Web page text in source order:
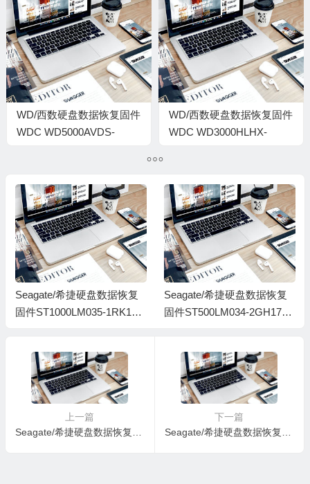
WX31D6884P04-
00020022-2140
WCAYU4430343-
0000001G
WD/西数硬盘数据恢复固件
WDC WD5000AVDS-
0078000J-1980
WD/西数硬盘数据恢复固件
WDC WD3000HLHX-
000200CC-H3-825
Seagate/希捷硬盘数据恢复
固件ST1000LM035-1RK172-
Seagate/希捷硬盘数据恢复
固件ST500LM034-2GH17A-
上一篇
Seagate/希捷硬盘数据恢复固件ST500DM002-9YN14C-CC4C-S1D2SCX9
下一篇
Seagate/希捷硬盘数据恢复固件ST500LM000-1EJ162-DEM8-W7604PED